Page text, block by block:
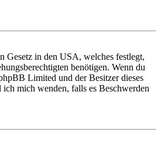
Gesetz in den USA, welches festlegt,
benötigen. Wenn du
Limited und der Besitzer dieses
mich wenden, falls es Beschwerden